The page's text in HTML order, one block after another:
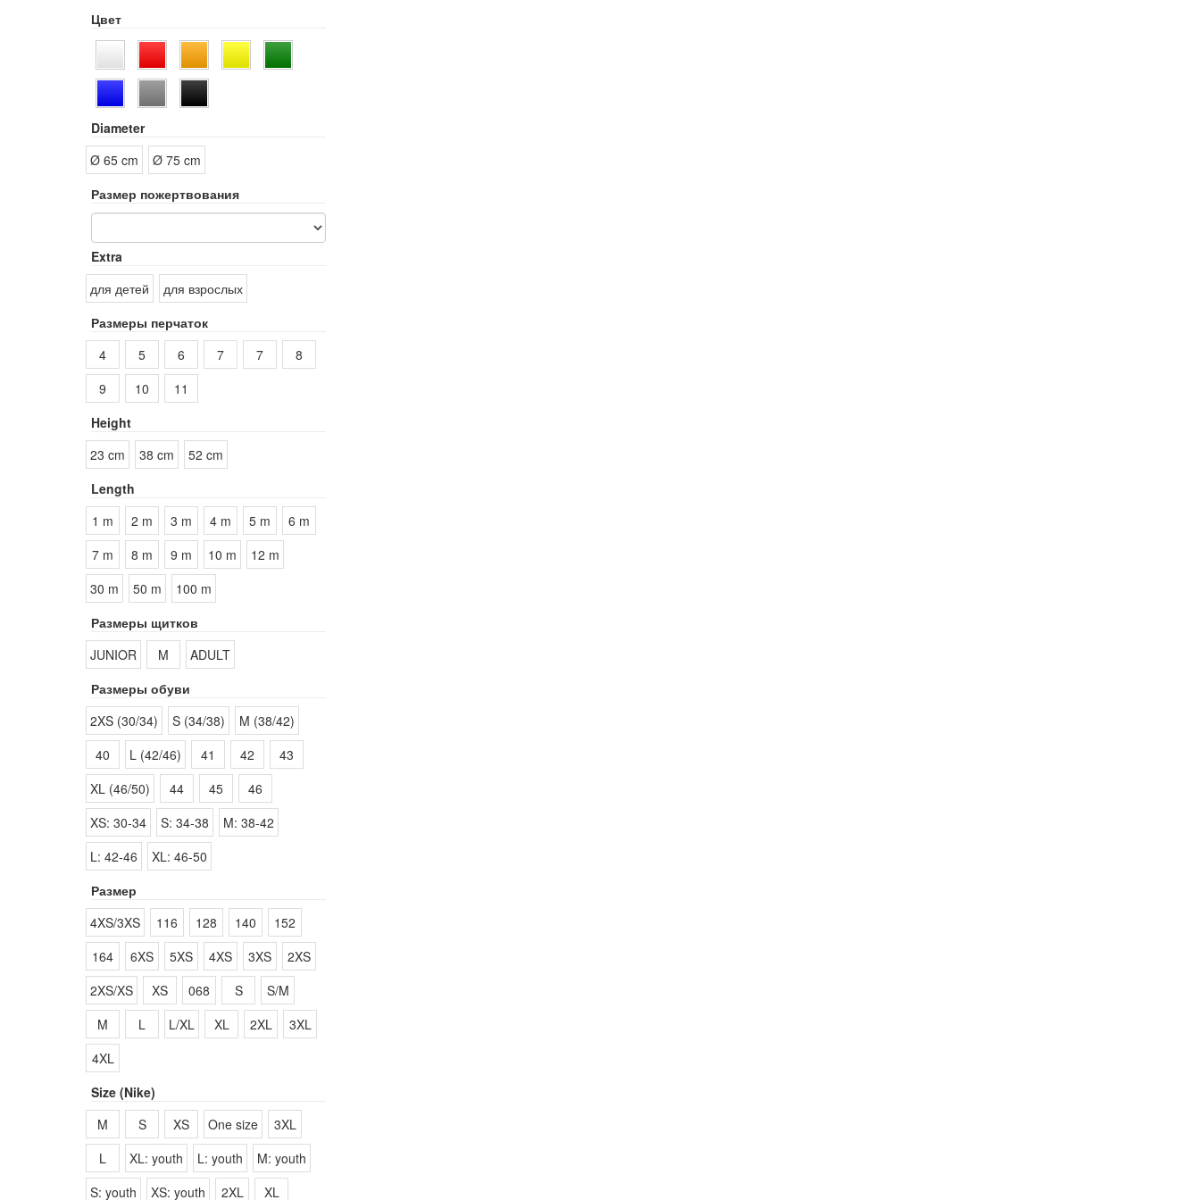
Цвет
Diameter
Ø 65 cm
Ø 75 cm
Размер пожертвования
Extra
для детей
для взрослых
Размеры перчаток
4
5 6 7 7
8
9
10
11
Height
23 cm
38 cm
52 cm
Length
1 m
2 m 3 m 4 m 5 m
6 m
7 m
8 m 9 m 10 m
12 m
30 m
50 m
100 m
Размеры щитков
JUNIOR
M
ADULT
Размеры обуви
2XS (30/34)
S (34/38)
M (38/42)
40
L (42/46) 41 42
43
XL (46/50)
44 45
46
XS: 30-34
S: 34-38
M: 38-42
L: 42-46
XL: 46-50
Размер
4XS/3XS
116 128 140
152
164
6XS 5XS 4XS 3XS
2XS
2XS/XS
XS 068 S
S/M
M
L L/XL XL 2XL
3XL
4XL
Size (Nike)
M
S XS One size
3XL
L
XL: youth L: youth
M: youth
S: youth
XS: youth 2XL XL